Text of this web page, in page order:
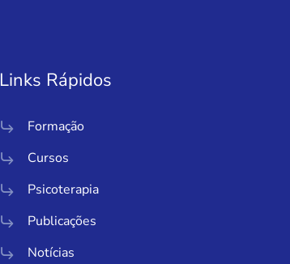
Links Rápidos
Formação
Cursos
Psicoterapia
Publicações
Notícias